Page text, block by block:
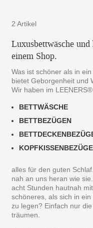
2 Artikel
Luxusbettwäsche
einem Shop.
Was ist schöner als in
bietet Geborgenheit und
Wir haben im
BETTWÄSCHE
BETTBEZÜGEN
alles für den guten
nah an uns heran wie
acht Stunden hautnah
schöneres, als sich in
zu legen? Einfach nur
träumen.